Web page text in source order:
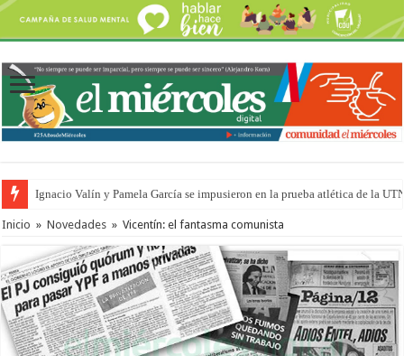
Ignacio Valín y Pamela García se impusieron en la prueba atlética de la
Inicio » Novedades » Vicentín: el fantasma comunista